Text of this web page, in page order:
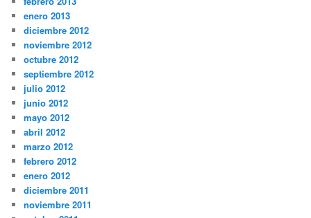
enero 2013
diciembre 2012
noviembre 2012
octubre 2012
septiembre 2012
julio 2012
junio 2012
mayo 2012
abril 2012
marzo 2012
febrero 2012
enero 2012
diciembre 2011
noviembre 2011